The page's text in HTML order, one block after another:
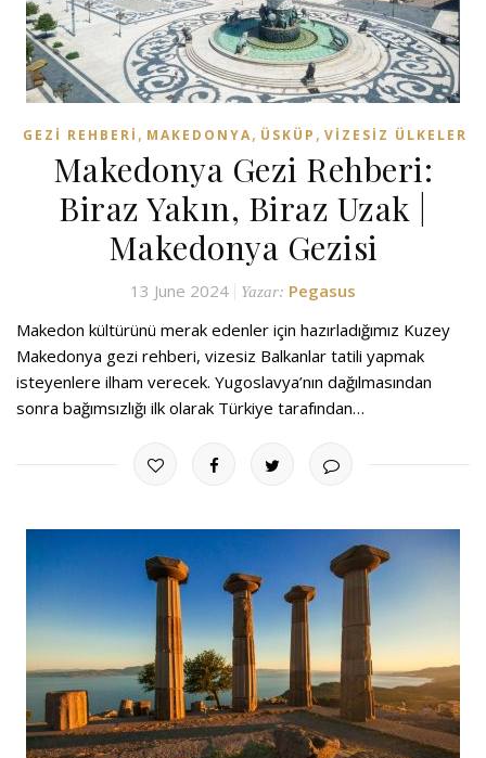
GEZI REHBERI , MAKEDONYA, ÜSKÜP , VIZESIZ ÜLKELER
Makedonya Gezi Rehberi:
Biraz Yakın, Biraz Uzak |
Makedonya Gezisi
13 June 2024 Yazar: Pegasus
Makedon kültürünü merak edenler için hazırladığımız Kuzey
Makedonya gezi rehberi, vizesiz Balkanlar tatili yapmak
isteyenlere ilham verecek. Yugoslavya’nın dağılmasından
sonra bağımsızlığı ilk olarak Türkiye tarafından…